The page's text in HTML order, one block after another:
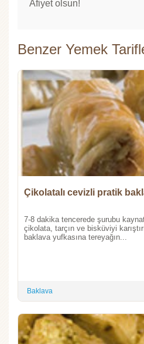
Afiyet olsun!
Benzer Yemek
Çikolatalı cevizli pratik
7-8 dakika tencerede şurubu
çikolata, tarçın ve bisküviyi
baklava yufkasına tereyağın...
Baklava